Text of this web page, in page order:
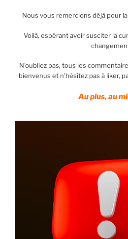
Nous vous remercions déjà pour
Voilà, espérant avoir susciter la
N'oubliez pas, tous les
bienvenus et n'hésitez pas à liker,
Au plus, au